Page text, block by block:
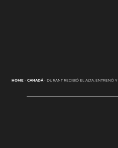
HOME- CANADÁ- DURANT RECIBIÓ EL ALTA, ENTRENÓ